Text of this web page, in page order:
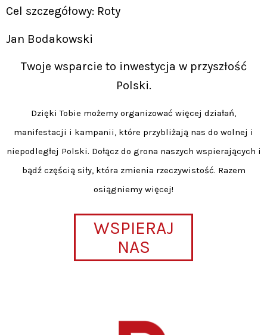
Cel szczegółowy: Roty
Jan Bodakowski
Twoje wsparcie to inwestycja w przyszłość
Polski.
Dzięki Tobie możemy organizować więcej działań,
manifestacji i kampanii, które przybliżają nas do wolnej i
niepodległej Polski. Dołącz do grona naszych wspierających i
bądź częścią siły, która zmienia rzeczywistość. Razem
osiągniemy więcej!
WSPIERAJ
NAS